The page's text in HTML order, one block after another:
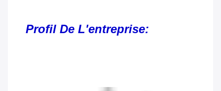
Profil De L'entreprise: